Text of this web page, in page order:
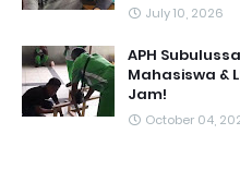
July 10, 2026
APH
Mahasiswa &
Jam!
October 04,